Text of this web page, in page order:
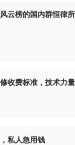
云榜的国内群恒律
收费标准，技术力
私人急用钱